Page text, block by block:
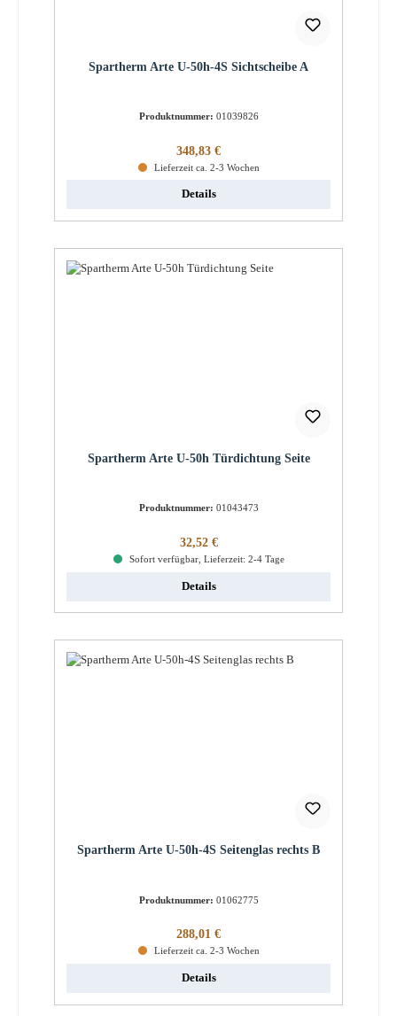
Spartherm Arte U-50h-4S Sichtscheibe A
Produktnummer: 01039826
Regulärer Preis:
348,83 €
Lieferzeit ca. 2-3 Wochen
Details
Spartherm Arte U-50h Türdichtung Seite
Produktnummer: 01043473
Regulärer Preis:
32,52 €
Sofort verfügbar, Lieferzeit: 2-4 Tage
Details
Spartherm Arte U-50h-4S Seitenglas rechts B
Produktnummer: 01062775
Regulärer Preis:
288,01 €
Lieferzeit ca. 2-3 Wochen
Details